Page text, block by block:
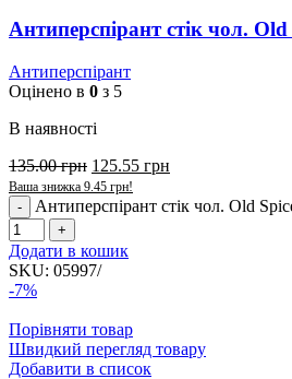
Антиперспірант стік чол.
Антиперспірант
Оцінено в 0 з 5
В наявності
135.00грн 125.55 грн
Ваша знижка 9.45 грн!
Антиперспірант стік чол. Old
Додати в кошик
SKU: 05997/
-7%
Порівняти товар
Швидкий перегляд товару
Добавити в список